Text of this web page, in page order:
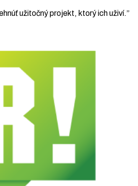
užitočný projekt, ktorý ich uživí.”